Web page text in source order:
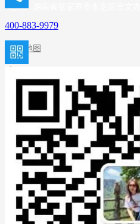
地址：湖南省张家界市永定区崇文
网站地图
湘公网安备 43080202000474号
张家界出发
长沙出发
会议策划
400-883-9979